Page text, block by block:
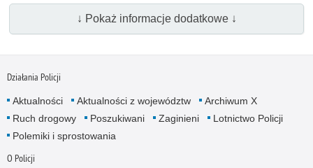
↓ Pokaż informacje dodatkowe ↓
Działania Policji
Aktualności Aktualności z województw
Archiwum X
Ruch drogowy
Poszukiwani Zaginieni
Lotnictwo Policji
Polemiki i sprostowania
O Policji